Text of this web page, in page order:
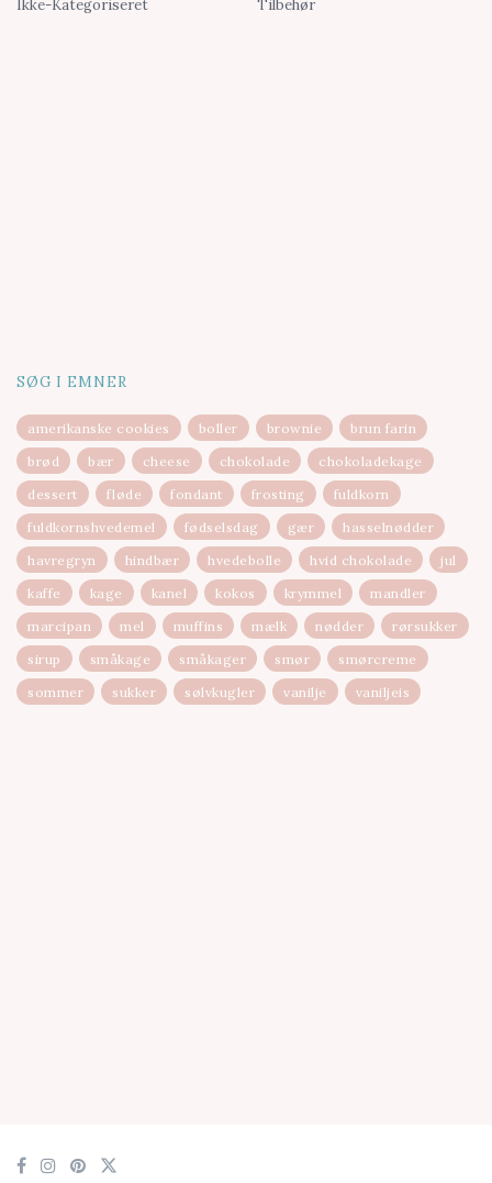
Ikke-Kategoriseret
Tilbehør
SØG I EMNER
amerikanske cookies boller brownie
brun farin
brød
bær cheese chokolade
chokoladekage
dessert
fløde fondant frosting
fuldkorn
fuldkornshvedemel
fødselsdag gær
hasselnødder
havregryn
hindbær hvedebolle hvid chokolade
jul
kaffe
kage kanel kokos krymmel
mandler
marcipan
mel muffins mælk nødder
rørsukker
sirup
småkage småkager smør
smørcreme
sommer
sukker sølvkugler vanilje vaniljeis